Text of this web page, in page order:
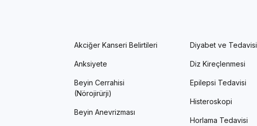
Akciğer Kanseri Belirtileri
Anksiyete
Beyin Cerrahisi
(Nörojirürji)
Beyin Anevrizması
Diyabet ve Tedavisi
Diz Kireçlenmesi
Epilepsi Tedavisi
Histeroskopi
Horlama Tedavisi